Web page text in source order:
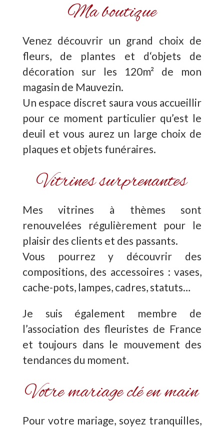
Ma boutique
Venez découvrir un grand choix de
fleurs, de plantes et d‘objets de
décoration sur les 120m² de mon
magasin de Mauvezin.
Un espace discret saura vous accueillir
pour ce moment particulier qu’est le
deuil et vous aurez un large choix de
plaques et objets funéraires.
Vitrines surprenantes
Mes vitrines à thèmes sont
renouvelées régulièrement pour le
plaisir des clients et des passants.
Vous pourrez y découvrir des
compositions, des accessoires : vases,
cache-pots, lampes, cadres, statuts…
Je suis également membre de
l’association des fleuristes de France
et toujours dans le mouvement des
tendances du moment.
Votre mariage clé en main
Pour votre mariage, soyez tranquilles,